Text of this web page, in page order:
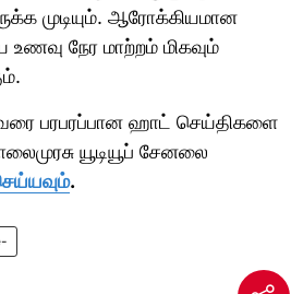
முடியும். ஆரோக்கியமான
நேர மாற்றம் மிகவும்
பரபரப்பான ஹாட் செய்திகளை
யூடியூப் சேனலை
.